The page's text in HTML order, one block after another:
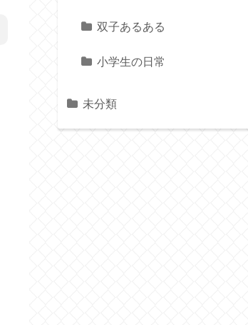
双子あるある
小学生の日常
未分類